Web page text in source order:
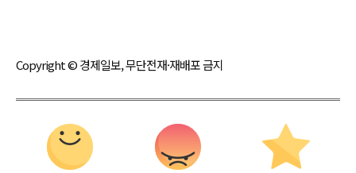
Copyright © 경제일보, 무단전재·재배포 금지